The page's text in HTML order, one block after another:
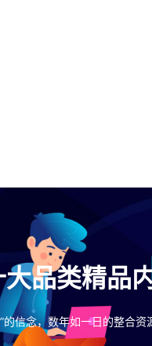
品类精品
信念，数年如一日的整合资